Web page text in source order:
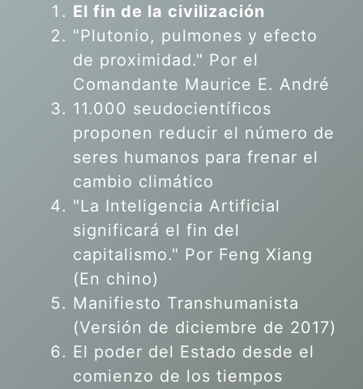
El fin de la civilización
"Plutonio, pulmones y efecto
de proximidad." Por el
Comandante Maurice E. André
11.000 seudocientíficos
proponen reducir el número de
seres humanos para frenar el
cambio climático
"La Inteligencia Artificial
significará el fin del
capitalismo." Por Feng Xiang
(En chino)
Manifiesto Transhumanista
(Versión de diciembre de 2017)
El poder del Estado desde el
comienzo de los tiempos